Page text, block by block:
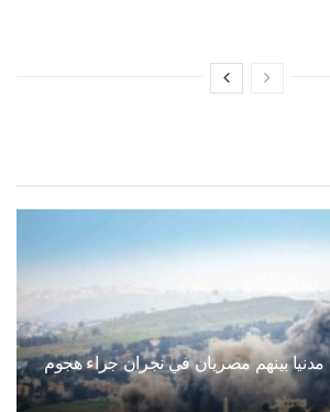
السعودية: إصابة 11 مدنيا بينهم مصريان في نجران جراء هجوم